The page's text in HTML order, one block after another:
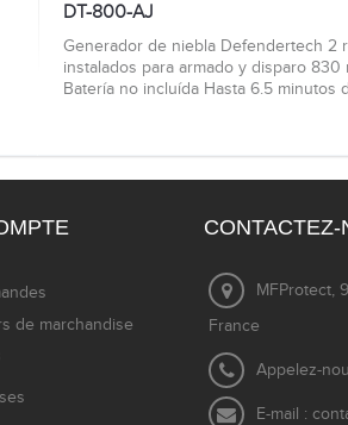
DT-800-AJ
Generador de niebla Defendertech 2
instalados para armado y disparo 830
Batería no incluída Hasta 6.5 minutos
de marchandise
CONTACTEZ-
MFProtect,
France
Appelez-
E-mail :